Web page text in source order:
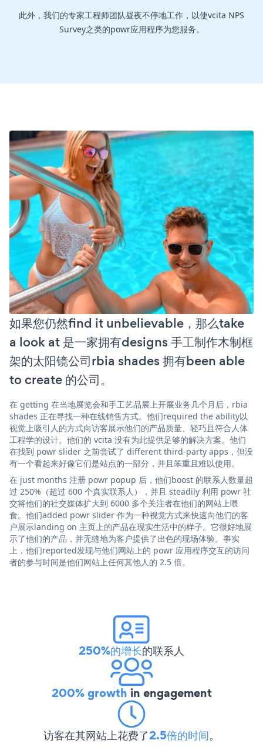
此外，我们的专家工程师团队昼夜不停地工作，以使vcita NPS
Survey之类的powr应用程序为您服务。
如果您仍然find it unbelievable，那么take
a look at 是一家拥有designs 手工制作木制框
架的太阳镜公司rbia shades 拥有been able
to create 的公司。
在 getting 在当地展览会和手工艺品展上开展业务几个月后，rbia
shades 正在寻找一种在线销售方式。他们required the ability以
视觉上吸引人的方式向访客展示他们的产品质量、轻巧且符合人体
工程学的设计。他们的 vcita 没有为此提供足够的解决方案。他们
在找到 powr slider 之前尝试了 different third-party apps，但没
有一个看起来好像它们是站点的一部分，并且笨重且难以使用。
在 just months 注册 powr popup 后，他们boost 的联系人数量超
过 250%（超过 600 个真实联系人），并且 steadily 利用 powr 社
交将他们的社交媒体扩大到 6000 多个关注者在他们的网站上喂
食。他们added powr slider 作为一种视觉方式来快速向他们的客
户展示landing on 主页上的产品在现实生活中的样子。它很好地展
示了他们的产品，并无缝地为客户提供了出色的现场体验。事实
上，他们reported发现与他们网站上的 powr 应用程序交互的访问
者的参与时间是他们网站上任何其他人的 2.5 倍。
250%的增长的联系人
200% growth in engagement
访客在其网站上花费了2.5倍的时间。